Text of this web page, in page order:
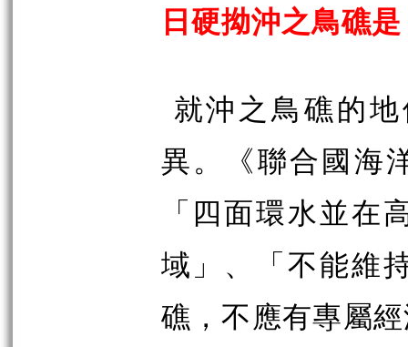
日硬拗沖之鳥礁
就沖之鳥礁的
異。《聯合國海
「四面環水並在
域」、「不能維
礁，不應有專屬